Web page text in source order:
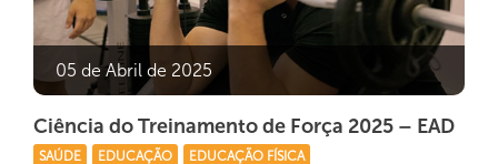
05 de Abril de 2025
Ciência do Treinamento de Força 2025 – EAD
SAÚDE EDUCAÇÃO EDUCAÇÃO FÍSICA